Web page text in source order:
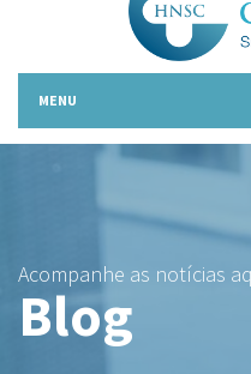
MENU
Acompanhe as notícias
Blog